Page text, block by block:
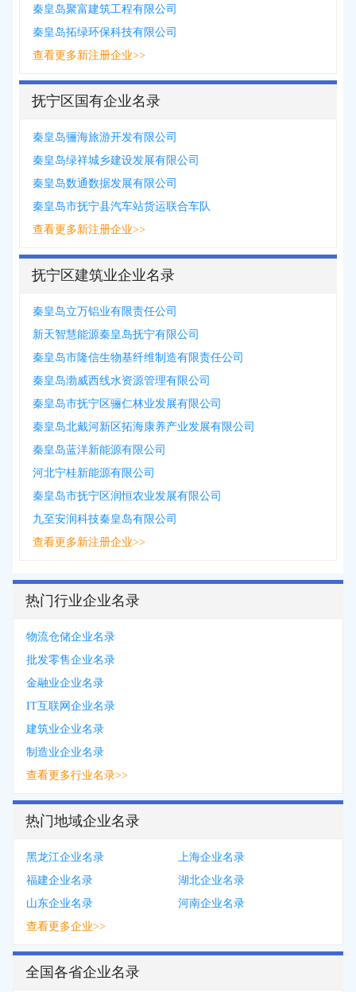
秦皇岛聚富建筑工程有限公司
秦皇岛拓绿环保科技有限公司
查看更多新注册企业>>
抚宁区国有企业名录
秦皇岛骊海旅游开发有限公司
秦皇岛绿祥城乡建设发展有限公司
秦皇岛数通数据发展有限公司
秦皇岛市抚宁县汽车站货运联合车队
查看更多新注册企业>>
抚宁区建筑业企业名录
秦皇岛立万铝业有限责任公司
新天智慧能源秦皇岛抚宁有限公司
秦皇岛市隆信生物基纤维制造有限责任公司
秦皇岛渤威西线水资源管理有限公司
秦皇岛市抚宁区骊仁林业发展有限公司
秦皇岛北戴河新区拓海康养产业发展有限公司
秦皇岛蓝洋新能源有限公司
河北宁桂新能源有限公司
秦皇岛市抚宁区润恒农业发展有限公司
九至安润科技秦皇岛有限公司
查看更多新注册企业>>
热门行业企业名录
物流仓储企业名录
批发零售企业名录
金融业企业名录
IT互联网企业名录
建筑业企业名录
制造业企业名录
查看更多行业名录>>
热门地域企业名录
黑龙江企业名录
上海企业名录
福建企业名录
湖北企业名录
山东企业名录
河南企业名录
查看更多企业>>
全国各省企业名录